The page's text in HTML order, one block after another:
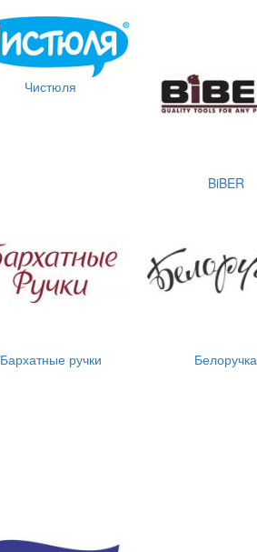
Чистюля
BiBER
Бархатные ручки Белоручка